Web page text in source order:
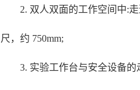
2. 双人双面的工作空间中:
尺，约 750mm;
3. 实验工作台与安全设备的